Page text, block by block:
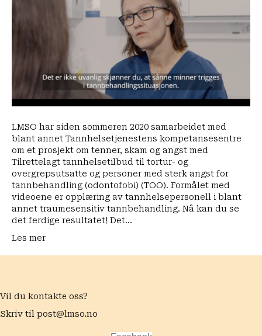
traumesensitiv
tannbehandling
det
ferdige
resultatet!
LMSO har siden sommeren 2020 samarbeidet med
blant annet Tannhelsetjenestens kompetansesentre
om et prosjekt om tenner, skam og angst med
Tilrettelagt tannhelsetilbud til tortur- og
overgrepsutsatte og personer med sterk angst for
tannbehandling (odontofobi) (TOO). Formålet med
videoene er opplæring av tannhelsepersonell i blant
annet traumesensitiv tannbehandling. Nå kan du se
det ferdige resultatet! Det…
Les mer
Vil du kontakte oss?
Skriv til post@lmso.no